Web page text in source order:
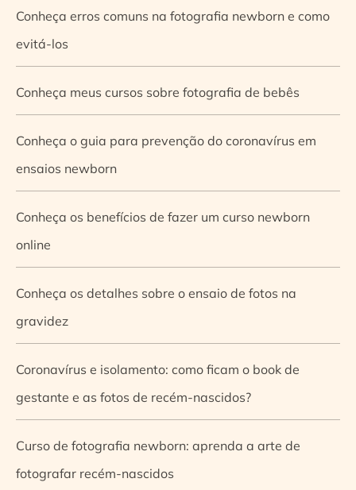
Conheça erros comuns na fotografia newborn e como
evitá-los
Conheça meus cursos sobre fotografia de bebês
Conheça o guia para prevenção do coronavírus em
ensaios newborn
Conheça os benefícios de fazer um curso newborn
online
Conheça os detalhes sobre o ensaio de fotos na
gravidez
Coronavírus e isolamento: como ficam o book de
gestante e as fotos de recém-nascidos?
Curso de fotografia newborn: aprenda a arte de
fotografar recém-nascidos